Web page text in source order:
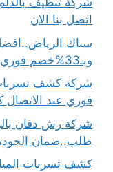
اتصل بنا الان
وبـ33%خصم فوري
فوري عند الاتصال
طلب..ضمان الجودة99%اتصل
كشف تسربات